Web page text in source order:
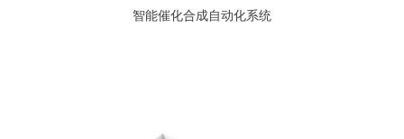
智能催化合成自动化系统